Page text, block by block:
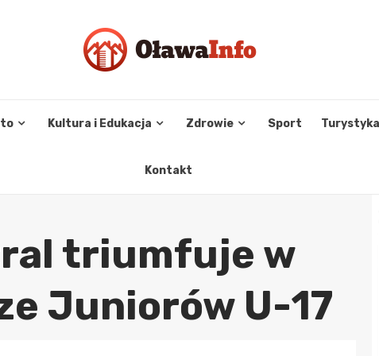
Kultura i Edukacja Zdrowie Sport Turystyka
Kontakt
triumfuje w
Juniorów U-17